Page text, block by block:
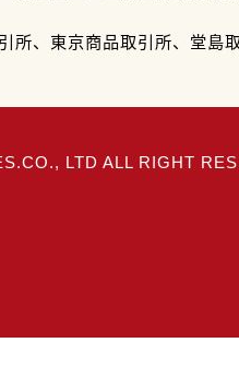
所、東京商品取引所、堂島
LTD ALL RIGHT